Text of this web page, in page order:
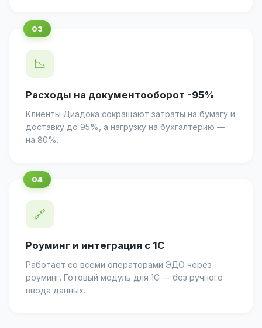
📉
Расходы на документооборот -95%
Клиенты Диадока сокращают затраты на бумагу и
доставку до 95%, а нагрузку на бухгалтерию —
на 80%.
🔗
Роуминг и интеграция с 1С
Работает со всеми операторами ЭДО через
роуминг. Готовый модуль для 1С — без ручного
ввода данных.